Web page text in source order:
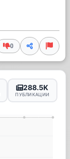
0
288.5K
ПУБЛИКАЦИИ